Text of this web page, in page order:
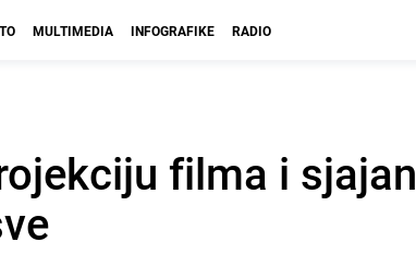
MULTIMEDIA INFOGRAFIKE RADIO
filma i sjajan